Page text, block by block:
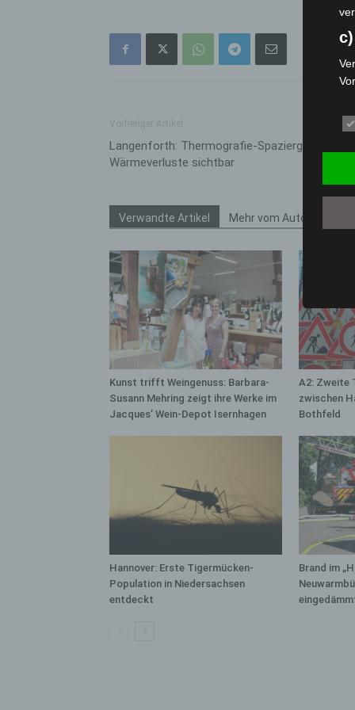
Langenforth: Thermografie-Spaziergang macht
Wärmeverluste sichtbar
Verwandte Artikel Mehr vom Autor
Kunst trifft Weingenuss: Barbara-
Susann Mehring zeigt ihre Werke im
Jacques’ Wein-Depot Isernhagen
A2: Zweite
zwischen
Bothfeld
Hannover: Erste Tigermücken-
Population in Niedersachsen
entdeckt
Brand im
f)